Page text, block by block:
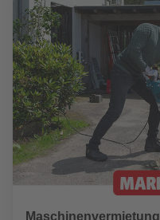
Maschinenvermietung